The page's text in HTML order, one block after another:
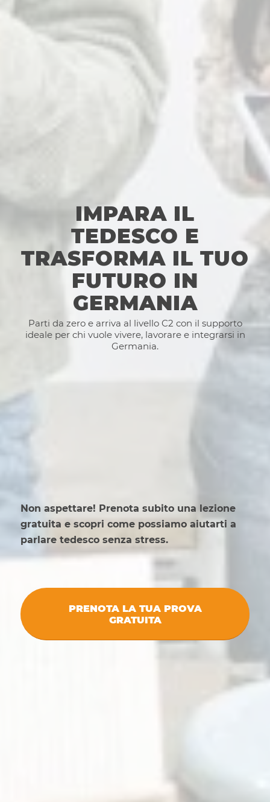
IMPARA IL
TEDESCO E
TRASFORMA IL TUO
FUTURO IN
GERMANIA
Parti da zero e arriva al livello C2 con il supporto
ideale per chi vuole vivere, lavorare e integrarsi in
Germania.
Non aspettare! Prenota subito una lezione
gratuita e scopri come possiamo aiutarti a
parlare tedesco senza stress.
PRENOTA LA TUA PROVA
GRATUITA